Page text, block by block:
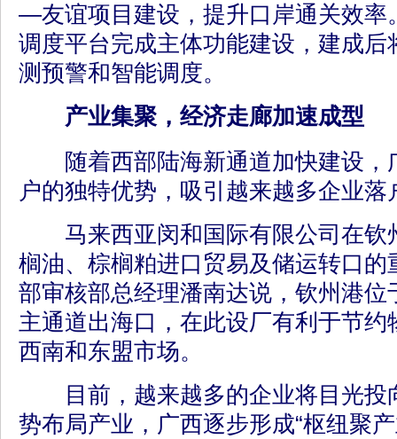
—友谊项目建设，提升口岸通关效率
调度平台完成主体功能建设，建成后
测预警和智能调度。
产业集聚，经济走廊加速成型
随着西部陆海新通道加快建设，
户的独特优势，吸引越来越多企业落
马来西亚闵和国际有限公司在钦
榈油、棕榈粕进口贸易及储运转口的
部审核部总经理潘南达说，钦州港位
主通道出海口，在此设厂有利于节
西南和东盟市场。
目前，越来越多的企业将目光投
势布局产业，广西逐步形成“枢纽聚